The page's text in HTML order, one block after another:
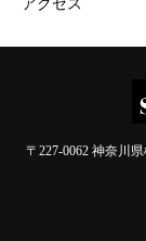
アクセス
〒227-0062 神奈川